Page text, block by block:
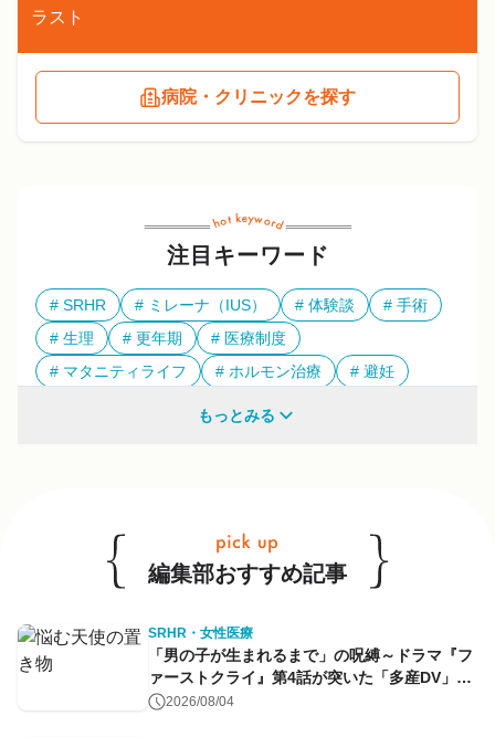
病院・クリニックを探す
注目キーワード
SRHR ミレーナ（IUS） 体験談
手術
生理
更年期
医療制度
マタニティライフ
ホルモン治療
避妊
もっとみる
編集部おすすめ記事
SRHR・女性医療
「男の子が生まれるまで」の呪縛～ドラマ『フ
ァーストクライ』第4話が突いた「多産DV」と
命のコントロール～
2026/08/04